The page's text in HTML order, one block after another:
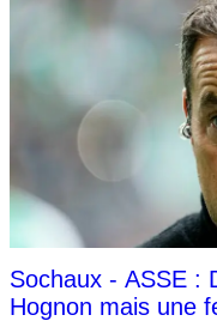
Sochaux - ASSE :
Hognon mais une